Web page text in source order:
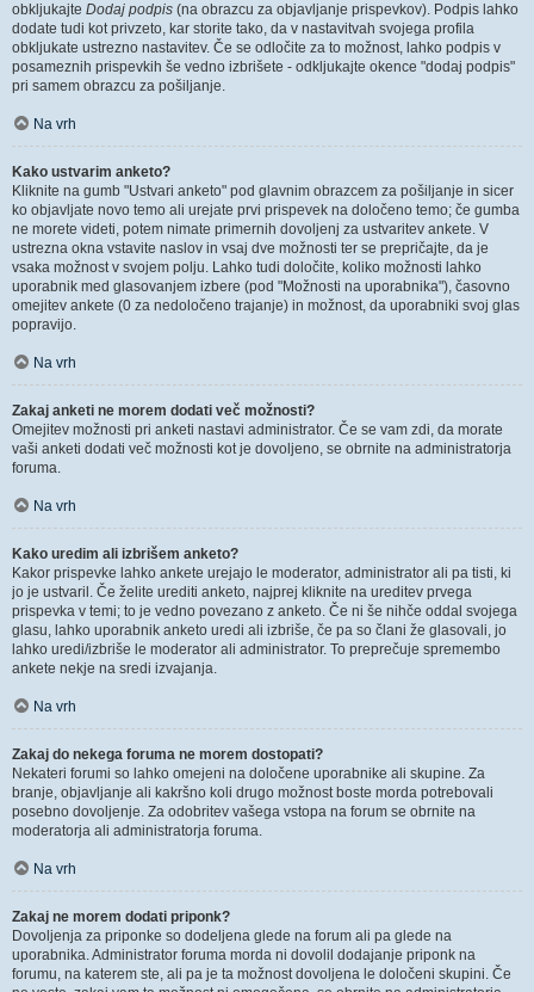
obkljukajte Dodaj podpis (na obrazcu za objavljanje prispevkov). Podpis lahko
dodate tudi kot privzeto, kar storite tako, da v nastavitvah svojega profila
obkljukate ustrezno nastavitev. Če se odločite za to možnost, lahko podpis v
posameznih prispevkih še vedno izbrišete - odkljukajte okence "dodaj podpis"
pri samem obrazcu za pošiljanje.
Na vrh
Kako ustvarim anketo?
Kliknite na gumb "Ustvari anketo" pod glavnim obrazcem za pošiljanje in sicer
ko objavljate novo temo ali urejate prvi prispevek na določeno temo; če gumba
ne morete videti, potem nimate primernih dovoljenj za ustvaritev ankete. V
ustrezna okna vstavite naslov in vsaj dve možnosti ter se prepričajte, da je
vsaka možnost v svojem polju. Lahko tudi določite, koliko možnosti lahko
uporabnik med glasovanjem izbere (pod "Možnosti na uporabnika"), časovno
omejitev ankete (0 za nedoločeno trajanje) in možnost, da uporabniki svoj glas
popravijo.
Na vrh
Zakaj anketi ne morem dodati več možnosti?
Omejitev možnosti pri anketi nastavi administrator. Če se vam zdi, da morate
vaši anketi dodati več možnosti kot je dovoljeno, se obrnite na administratorja
foruma.
Na vrh
Kako uredim ali izbrišem anketo?
Kakor prispevke lahko ankete urejajo le moderator, administrator ali pa tisti, ki
jo je ustvaril. Če želite urediti anketo, najprej kliknite na ureditev prvega
prispevka v temi; to je vedno povezano z anketo. Če ni še nihče oddal svojega
glasu, lahko uporabnik anketo uredi ali izbriše, če pa so člani že glasovali, jo
lahko uredi/izbriše le moderator ali administrator. To preprečuje spremembo
ankete nekje na sredi izvajanja.
Na vrh
Zakaj do nekega foruma ne morem dostopati?
Nekateri forumi so lahko omejeni na določene uporabnike ali skupine. Za
branje, objavljanje ali kakršno koli drugo možnost boste morda potrebovali
posebno dovoljenje. Za odobritev vašega vstopa na forum se obrnite na
moderatorja ali administratorja foruma.
Na vrh
Zakaj ne morem dodati priponk?
Dovoljenja za priponke so dodeljena glede na forum ali pa glede na
uporabnika. Administrator foruma morda ni dovolil dodajanje priponk na
forumu, na katerem ste, ali pa je ta možnost dovoljena le določeni skupini. Če